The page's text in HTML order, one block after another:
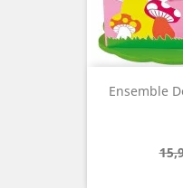
Ensemble